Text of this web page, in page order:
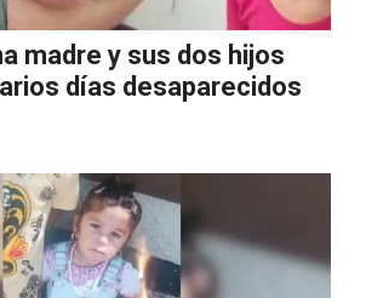
madre y sus dos hijos
días desaparecidos